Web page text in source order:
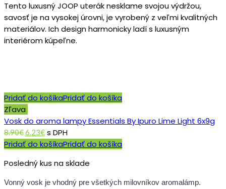
Tento luxusný JOOP uterák nesklame svojou výdržou,
savosť je na vysokej úrovni, je vyrobený z veľmi kvalitných
materiálov. Ich design harmonicky ladí s luxusným
interiérom kúpeľne.
Pridať do košíkaPridať do košíka
Zľava
Vosk do aroma lampy Essentials By Ipuro Lime Light 6x9g
8.90€Original
price
was:
8.90€.
6.23€Current
price
is:
s DPH
Pridať do košíkaPridať do košíka
Posledný kus na sklade
Vonný vosk je vhodný pre všetkých milovníkov aromalámp.